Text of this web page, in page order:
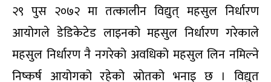
२९ पुस २०७२ मा तत्कालीन विद्युत् महसुल निर्धारण
आयोगले डेडिकेटेड लाइनको महसुल निर्धारण गरेकाले
महसुल निर्धारण नै नगरेको अवधिको महसुल लिन नमिल्ने
निष्कर्ष आयोगको रहेको स्रोतको भनाइ छ । विद्युत